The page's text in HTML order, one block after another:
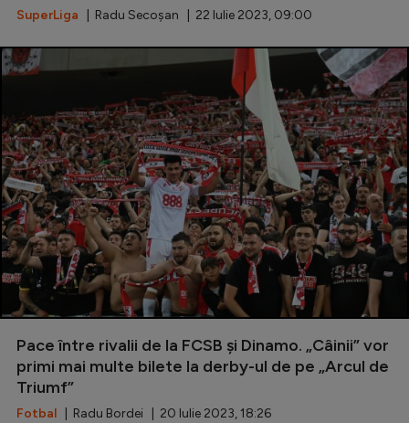
SuperLiga | Radu Secoșan | 22 Iulie 2023, 09:00
Pace între rivalii de la FCSB și Dinamo. „Câinii” vor
primi mai multe bilete la derby-ul de pe „Arcul de
Triumf”
Fotbal | Radu Bordei | 20 Iulie 2023, 18:26